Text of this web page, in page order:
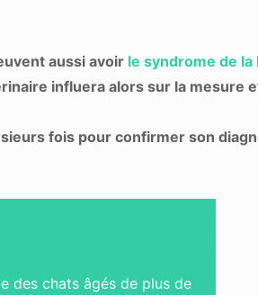
aussi avoir le syndrome de la
influera alors sur la mesure
fois pour confirmer son
des chats âgés de plus de